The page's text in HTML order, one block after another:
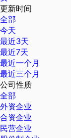
更新时间
全部
今天
最近3天
最近7天
最近一个月
最近三个月
公司性质
全部
外资企业
合资企业
民营企业